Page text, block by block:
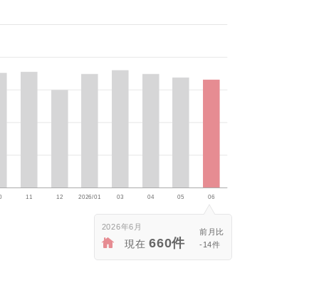
2026年6月
現在660件 -14件